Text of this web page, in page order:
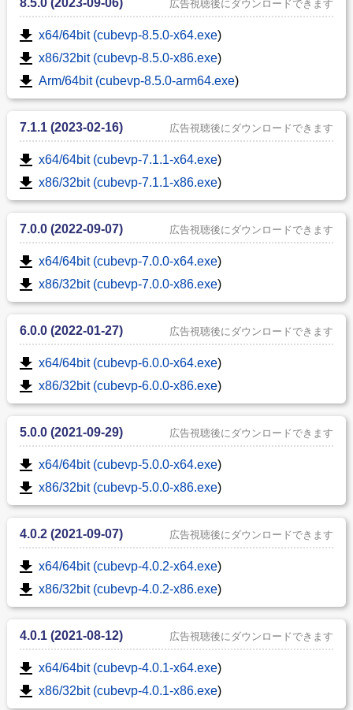
8.5.0 (2023-09-06) 広告視聴後にダウンロードできます
x64/64bit (cubevp-8.5.0-x64.exe)
x86/32bit (cubevp-8.5.0-x86.exe)
Arm/64bit (cubevp-8.5.0-arm64.exe)
7.1.1 (2023-02-16) 広告視聴後にダウンロードできます
x64/64bit (cubevp-7.1.1-x64.exe)
x86/32bit (cubevp-7.1.1-x86.exe)
7.0.0 (2022-09-07) 広告視聴後にダウンロードできます
x64/64bit (cubevp-7.0.0-x64.exe)
x86/32bit (cubevp-7.0.0-x86.exe)
6.0.0 (2022-01-27) 広告視聴後にダウンロードできます
x64/64bit (cubevp-6.0.0-x64.exe)
x86/32bit (cubevp-6.0.0-x86.exe)
5.0.0 (2021-09-29) 広告視聴後にダウンロードできます
x64/64bit (cubevp-5.0.0-x64.exe)
x86/32bit (cubevp-5.0.0-x86.exe)
4.0.2 (2021-09-07) 広告視聴後にダウンロードできます
x64/64bit (cubevp-4.0.2-x64.exe)
x86/32bit (cubevp-4.0.2-x86.exe)
4.0.1 (2021-08-12) 広告視聴後にダウンロードできます
x64/64bit (cubevp-4.0.1-x64.exe)
x86/32bit (cubevp-4.0.1-x86.exe)